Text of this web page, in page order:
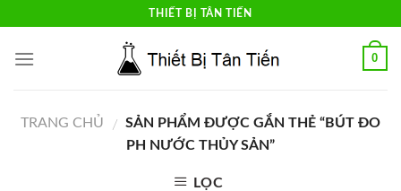
content
THIẾT BỊ TÂN TIẾN
0
TRANG CHỦ / SẢN PHẨM ĐƯỢC GẮN THẺ “BÚT ĐO
PH NƯỚC THỦY SẢN”
LỌC